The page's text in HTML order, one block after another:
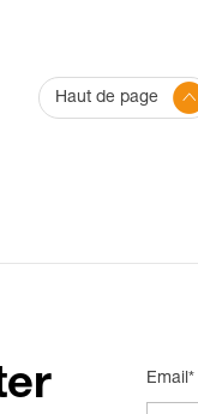
Haut de page
Email*